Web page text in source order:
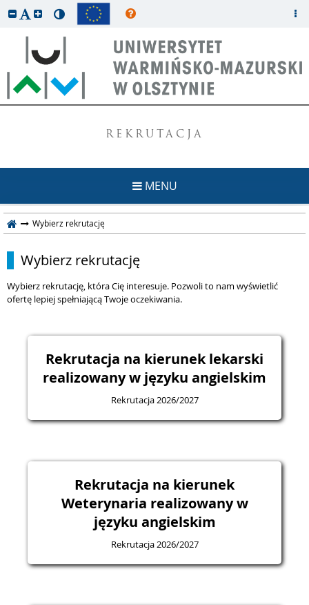
REKRUTACJA
MENU
Wybierz rekrutację
Wybierz rekrutację
Wybierz rekrutację, która Cię interesuje. Pozwoli to nam wyświetlić
ofertę lepiej spełniającą Twoje oczekiwania.
Rekrutacja na kierunek lekarski
realizowany w języku angielskim
Rekrutacja 2026/2027
Rekrutacja na kierunek
Weterynaria realizowany w
języku angielskim
Rekrutacja 2026/2027